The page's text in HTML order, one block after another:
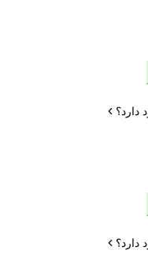
دارد؟
دارد؟